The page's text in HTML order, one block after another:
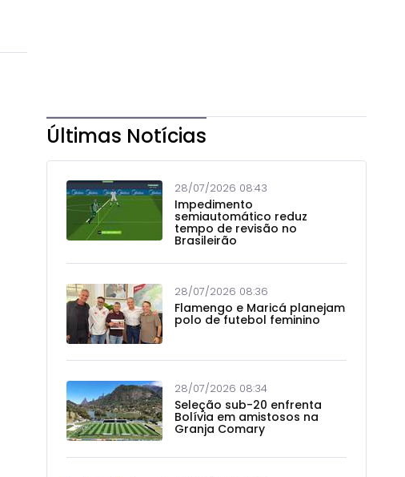
Últimas Notícias
28/07/2026 08:43
Impedimento
semiautomático reduz
tempo de revisão no
Brasileirão
28/07/2026 08:36
Flamengo e Maricá planejam
polo de futebol feminino
28/07/2026 08:34
Seleção sub-20 enfrenta
Bolívia em amistosos na
Granja Comary